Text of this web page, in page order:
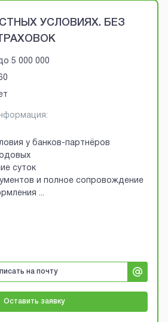
УСЛОВИЯХ. БЕЗ
5 000 000
у банков-партнёров
суток
и полное сопровождение
...
на почту
Оставить заявку